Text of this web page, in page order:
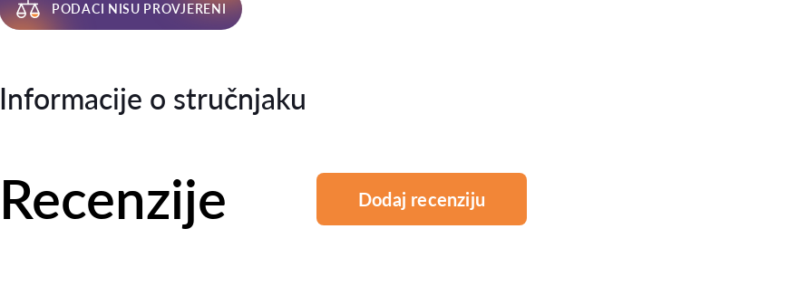
PODACI NISU PROVJERENI
Informacije o stručnjaku
Recenzije Dodaj recenziju